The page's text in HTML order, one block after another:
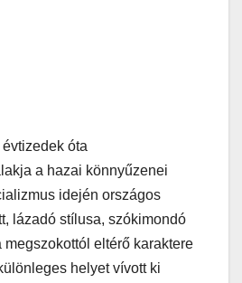
óta
a hazai könnyűzenei
idején országos
lázadó stílusa, szókimondó
eltérő karaktere
helyet vívott ki